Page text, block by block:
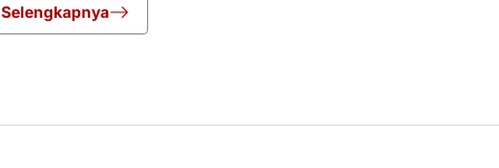
Selengkapnya